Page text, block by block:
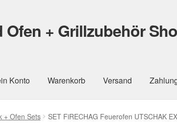
Ofen + Grillzubehör
Konto Warenkorb Versand
+ Ofen Sets SET FiRECHAG Feuerofen UTSCHAK